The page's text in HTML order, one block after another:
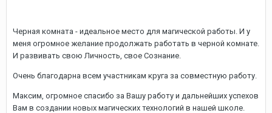
Черная комната - идеальное место для магической работы. И у
меня огромное желание продолжать работать в черной комнате.
И развивать свою Личность, свое Сознание.
Очень благодарна всем участникам круга за совместную работу.
Максим, огромное спасибо за Вашу работу и дальнейших успехов
Вам в создании новых магических технологий в нашей школе.